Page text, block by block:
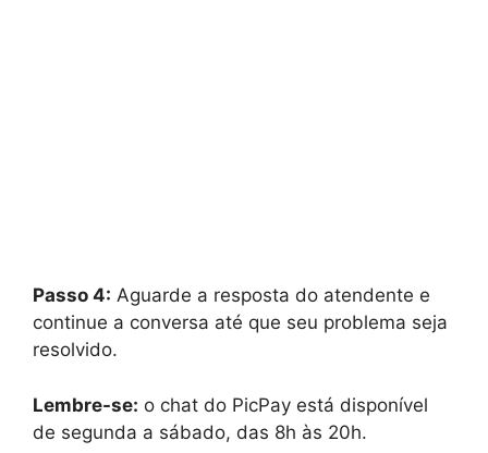
Passo 4: Aguarde a resposta do atendente e
continue a conversa até que seu problema seja
resolvido.
Lembre-se: o chat do PicPay está disponível
de segunda a sábado, das 8h às 20h.